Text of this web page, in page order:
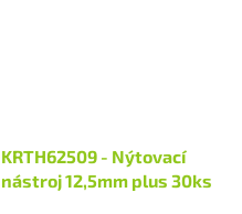
KRTH62509 - Nýtovací
nástroj 12,5mm plus 30ks